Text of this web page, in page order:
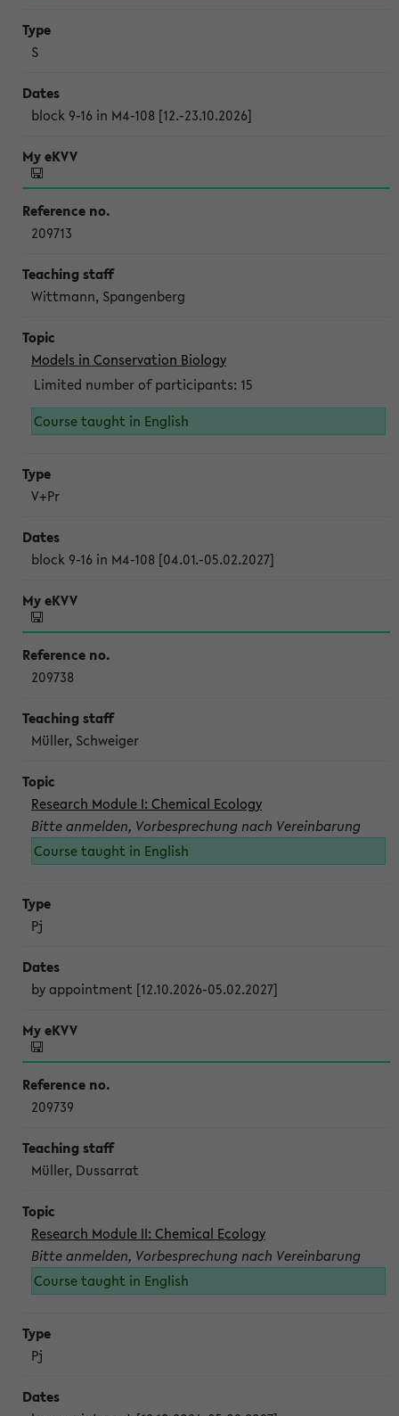
S
block 9-16 in M4-108 [12.-23.10.2026]
209713
Wittmann, Spangenberg
Models in Conservation Biology
Limited number of participants: 15
Course taught in English
V+Pr
block 9-16 in M4-108 [04.01.-05.02.2027]
209738
Müller, Schweiger
Research Module I: Chemical Ecology
Bitte anmelden, Vorbesprechung nach Vereinbarung
Course taught in English
Pj
by appointment [12.10.2026-05.02.2027]
209739
Müller, Dussarrat
Research Module II: Chemical Ecology
Bitte anmelden, Vorbesprechung nach Vereinbarung
Course taught in English
Pj